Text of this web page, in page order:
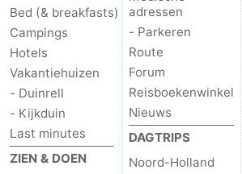
Forum
Route
-
Parkeren
Reisboekenwinkel
Nieuws
Bed (& breakfasts)
Campings
Hotels
Vakantiehuizen
- Duinrell
- Kijkduin
Last minutes
ZIEN & DOEN
adressen
- Parkeren
Route
Forum
Reisboekenwinkel
Nieuws
DAGTRIPS
Noord-Holland